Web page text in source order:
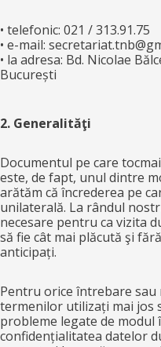
• telefonic: 021 / 313.91.75
• e-mail:
• la adresa: Bd. Nicolae
București
2. Generalităţi
Documentul pe care
este, de fapt, unul dintre
arătăm că încrederea pe
unilaterală. La rândul
necesare pentru ca vizita
să fie cât mai plăcută şi
anticipați.
Pentru orice întrebare
termenilor utilizați mai jos
probleme legate de modul
confidențialitatea datelor